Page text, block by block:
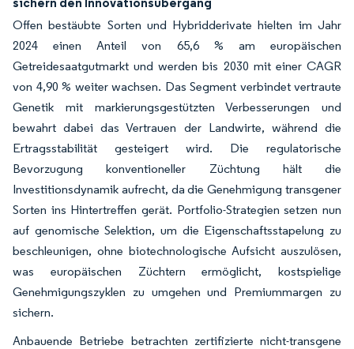
Offen bestäubte Sorten und Hybridderivate hielten im Jahr
2024 einen Anteil von 65,6 % am europäischen
Getreidesaatgutmarkt und werden bis 2030 mit einer CAGR
von 4,90 % weiter wachsen. Das Segment verbindet vertraute
Genetik mit markierungsgestützten Verbesserungen und
bewahrt dabei das Vertrauen der Landwirte, während die
Ertragsstabilität gesteigert wird. Die regulatorische
Bevorzugung konventioneller Züchtung hält die
Investitionsdynamik aufrecht, da die Genehmigung transgener
Sorten ins Hintertreffen gerät. Portfolio-Strategien setzen nun
auf genomische Selektion, um die Eigenschaftsstapelung zu
beschleunigen, ohne biotechnologische Aufsicht auszulösen,
was europäischen Züchtern ermöglicht, kostspielige
Genehmigungszyklen zu umgehen und Premiummargen zu
sichern.
Anbauende Betriebe betrachten zertifizierte nicht-transgene